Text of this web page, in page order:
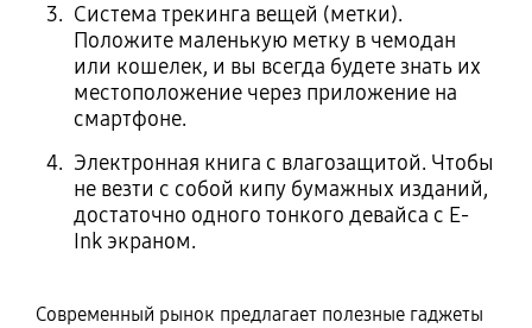
Система трекинга вещей (метки).
Положите маленькую метку в чемодан
или кошелек, и вы всегда будете знать их
местоположение через приложение на
смартфоне.
Электронная книга с влагозащитой. Чтобы
не везти с собой кипу бумажных изданий,
достаточно одного тонкого девайса с E-
Ink экраном.
Современный рынок предлагает полезные гаджеты